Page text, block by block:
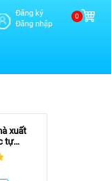
Đăng ký
Đăng nhập
0
xuất
tự
nghệ